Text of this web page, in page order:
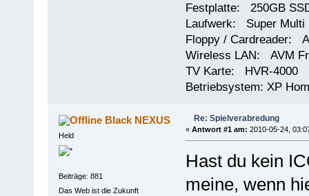
Festplatte: 250GB
Laufwerk: Super Multi
Floppy / Cardreader:
Wireless LAN: AVM
TV Karte: HVR-4000
Betriebsystem: XP
Black NEXUS
Held
Beiträge: 881
Das Web ist die Zukunft
Re: Spielverabredung
« Antwort #1 am: 2010-05-24,
Hast du kein
meine, wenn